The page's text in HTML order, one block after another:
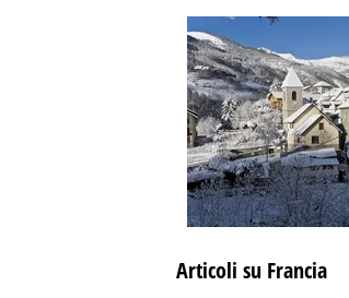
Articoli su Francia